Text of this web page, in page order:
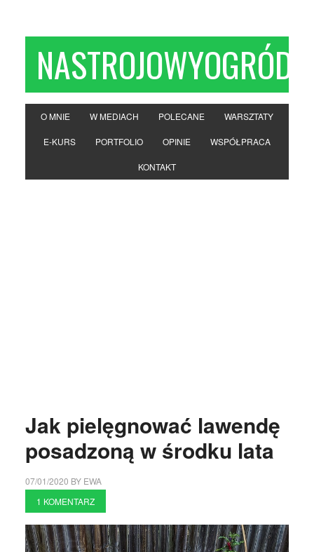
NASTROJOWYOGRÓD
O MNIE W MEDIACH POLECANE WARSZTATY
E-KURS PORTFOLIO OPINIE WSPÓŁPRACA
KONTAKT
Jak pielęgnować lawendę
posadzoną w środku lata
07/01/2020 BY EWA
1 KOMENTARZ